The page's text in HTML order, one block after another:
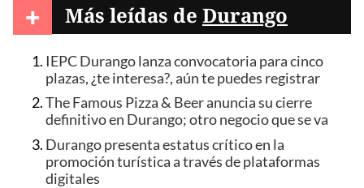
+ Más leídas de Durango
IEPC Durango lanza convocatoria para cinco
plazas, ¿te interesa?, aún te puedes registrar
The Famous Pizza & Beer anuncia su cierre
definitivo en Durango; otro negocio que se va
Durango presenta estatus crítico en la
promoción turística a través de plataformas
digitales